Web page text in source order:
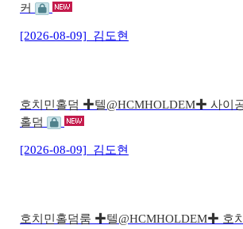
커
[2026-08-09] 김도현
호치민홀덤 ✚텔@HCMHOLDEM✚ 사이
홀덤
[2026-08-09] 김도현
호치민홀덤룸 ✚텔@HCMHOLDEM✚ 호